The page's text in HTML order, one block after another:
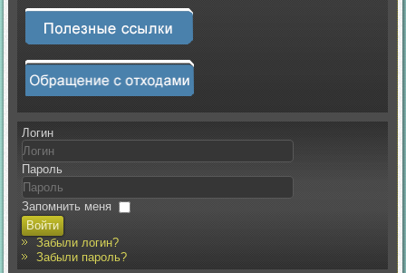
Логин
Пароль
Запомнить меня
Войти
Забыли логин?
Забыли пароль?